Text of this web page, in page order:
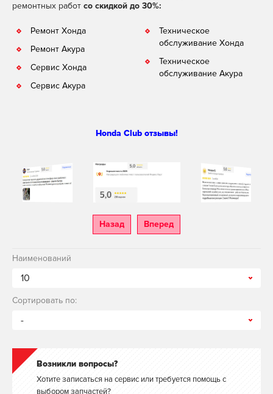
ремонтных работ со скидкой до 30%:
Ремонт Хонда
Ремонт Акура
Сервис Хонда
Сервис Акура
Техническое
обслуживание Хонда
Техническое
обслуживание Акура
Honda Club отзывы!
Назад Вперед
Наименований
10
Сортировать по:
-
Возникли вопросы?
Хотите записаться на сервис или требуется помощь с
выбором запчастей?